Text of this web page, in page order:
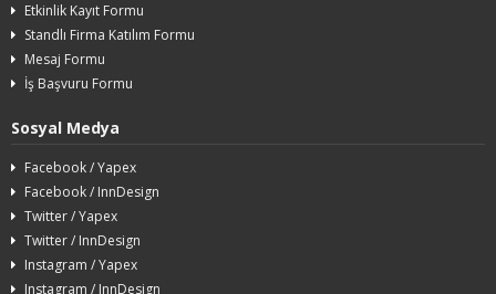
Etkinlik Kayıt Formu
Standlı Firma Katılım Formu
Mesaj Formu
İş Başvuru Formu
Sosyal Medya
Facebook / Yapex
Facebook / InnDesign
Twitter / Yapex
Twitter / InnDesign
Instagram / Yapex
Instagram / InnDesign